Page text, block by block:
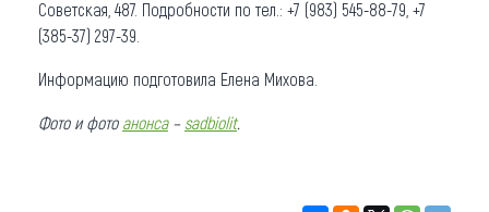
Советская, 487. Подробности по тел.: +7 (983) 545-88-79, +7
(385-37) 297-39.
Информацию подготовила Елена Михова.
Фото и фото анонса– sadbiolit.